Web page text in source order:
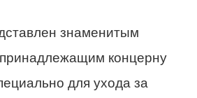
знаменитым
концерну
для ухода за